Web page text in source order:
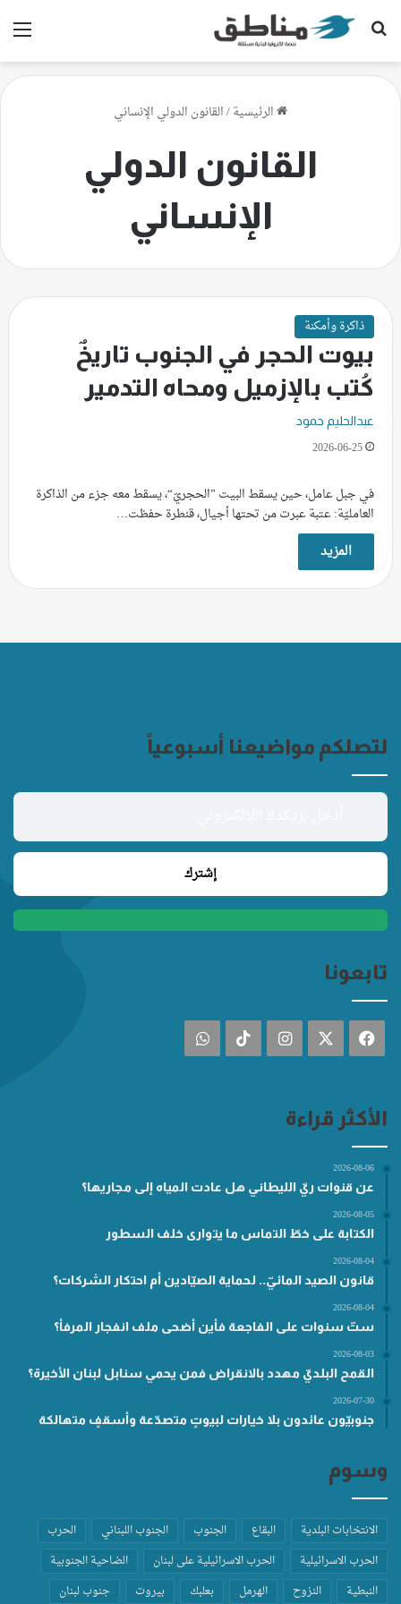
بحث عن
الرئيسية/القانون الدولي الإنساني
القانون الدولي
الإنساني
ذاكرة وأمكنة
بيوت الحجر في الجنوب تاريخٌ
كُتب بالإزميل ومحاه التدمير
عبدالحليم حمود
2026-06-25
في جبل عامل، حين يسقط البيت ”الحجريّ“، يسقط معه جزء من الذاكرة
العامليّة: عتبة عبرت من تحتها أجيال، قنطرة حفظت…
المزيد
لتصلكم مواضيعنا أسبوعياً
تابعونا
فيسبوك انستقرام ‫TikTokواتساب
الأكثر قراءة
2026-08-06
عن قنوات ريّ الليطاني هل عادت المياه إلى مجاريها؟
2026-08-05
الكتابة على خطّ التماس ما يتوارى خلف السطور
2026-08-04
قانون الصيد المائيّ.. لحماية الصيّادين أم احتكار الشركات؟
2026-08-04
ستّ سنوات على الفاجعة فأين أضحى ملف انفجار المرفأ؟
2026-08-03
القمح البلديّ مهدد بالانقراض فمن يحمي سنابل لبنان الأخيرة؟
2026-07-30
جنوبيّون عائدون بلا خيارات لبيوتٍ متصدّعة وأسقفٍ متهالكة
وسوم
الانتخابات البلدية البقاع الجنوب الجنوب اللبناني
الحرب
الحرب الاسرائيلية
الحرب الاسرائيلية على لبنان
الضاحية الجنوبية
النبطية
النزوح الهرمل بعلبك بيروت جنوب لبنان